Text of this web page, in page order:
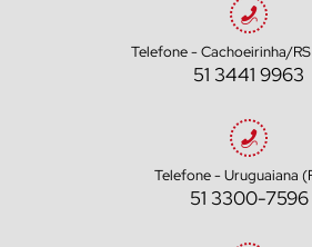
Telefone - Cachoeirinha/
51 3441 9963
Telefone - Uruguaiana
51 3300-7596